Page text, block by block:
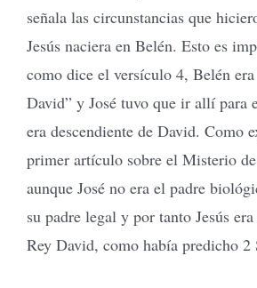
señala las circunstancias que
Jesús naciera en Belén. Esto es
como dice el versículo 4, Belén
David” y José tuvo que ir allí para
era descendiente de David. Como
primer artículo sobre el Misterio
aunque José no era el padre
su padre legal y por tanto Jesús
Rey David, como había predicho 2